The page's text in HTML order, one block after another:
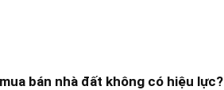
bán nhà đất không có hiệu lực?